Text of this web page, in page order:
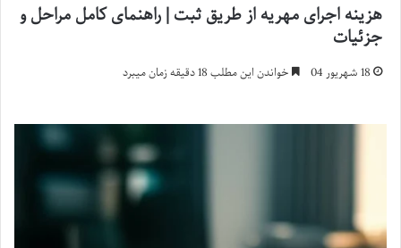
هزینه اجرای مهریه از طریق ثبت | راهنمای کامل مراحل و
جزئیات
18 شهریور 04 خواندن این مطلب 18 دقیقه زمان میبرد